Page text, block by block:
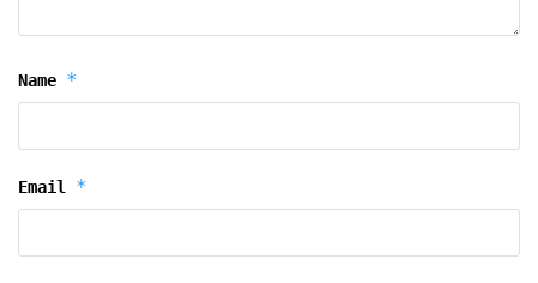
Name *
Email *